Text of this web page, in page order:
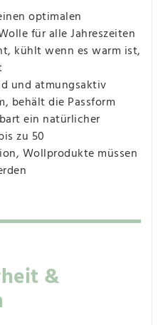
optimalen
für alle Jahreszeiten
kühlt wenn es warm ist,
und atmungsaktiv
behält die Passform
ein natürlicher
zu 50
Wollprodukte müssen
&